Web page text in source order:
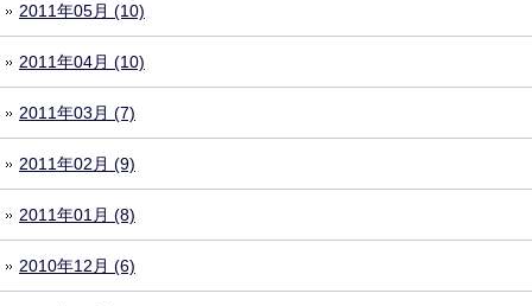
2011年05月 (10)
2011年04月 (10)
2011年03月 (7)
2011年02月 (9)
2011年01月 (8)
2010年12月 (6)